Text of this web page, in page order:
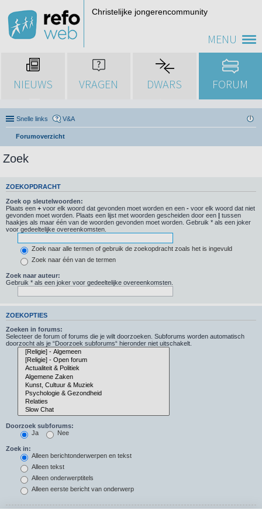
MENU
Christelijke jongerencommunity
NIEUWS VRAGEN DWARS FORUM
Snelle links V&A
Forumoverzicht
Zoek
ZOEKOPDRACHT
Zoek op sleutelwoorden:
Plaats een + voor elk woord dat gevonden moet worden en een - voor elk woord dat niet
gevonden moet worden. Plaats een lijst met woorden gescheiden door een | tussen
haakjes als maar één van de woorden gevonden moet worden. Gebruik * als een joker
voor gedeeltelijke overeenkomsten.
Zoek naar alle termen of gebruik de zoekopdracht zoals het is ingevuld
Zoek naar één van de termen
Zoek naar auteur:
Gebruik * als een joker voor gedeeltelijke overeenkomsten.
ZOEKOPTIES
Zoeken in forums:
Selecteer de forum of forums die je wilt doorzoeken. Subforums worden automatisch
doorzocht als je “Doorzoek subforums“ hieronder niet uitschakelt.
Doorzoek subforums:
Ja
Nee
Zoek in:
Alleen berichtonderwerpen en tekst
Alleen tekst
Alleen onderwerptitels
Alleen eerste bericht van onderwerp